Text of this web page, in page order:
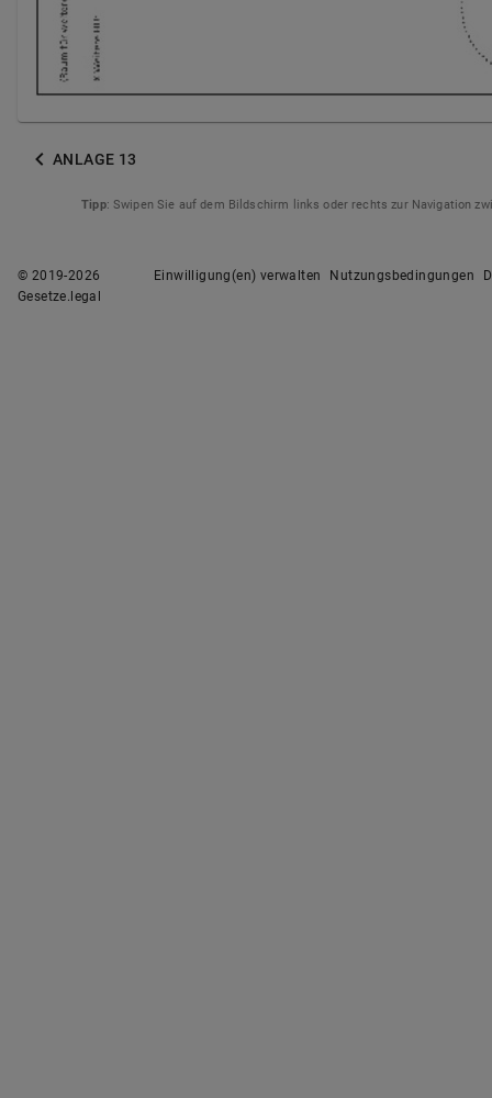
ANLAGE 13
Tipp: Swipen Sie auf dem Bildschirm links oder rechts zur Navigation
© 2019-2026
Gesetze.legal
Einwilligung(en) verwalten Nutzungsbedingungen